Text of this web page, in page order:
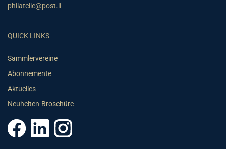
philatelie@post.li
QUICK LINKS
Sammlervereine
Abonnemente
Aktuelles
Neuheiten-Broschüre